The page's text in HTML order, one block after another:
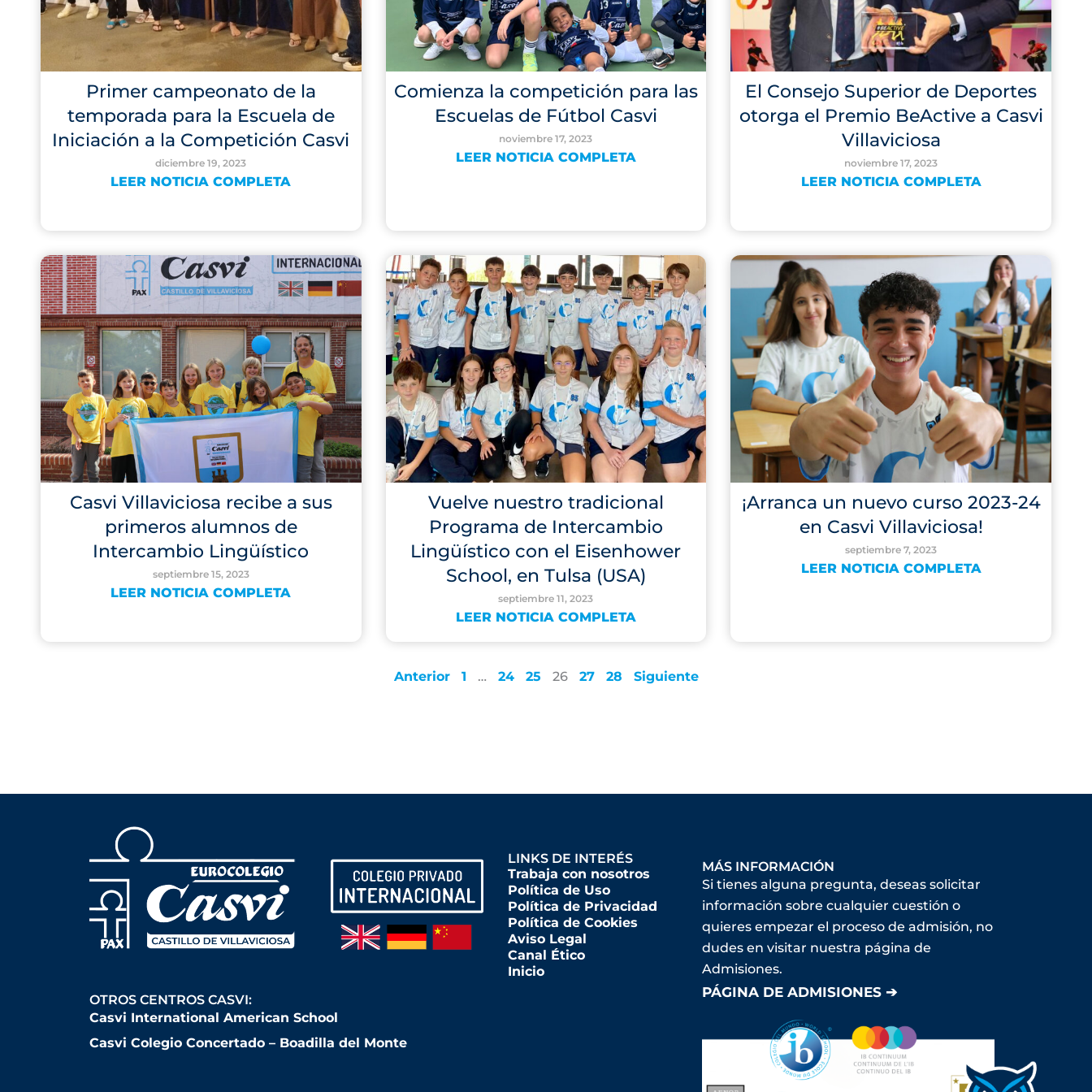
Primer campeonato de la
temporada para la Escuela de
Iniciación a la Competición Casvi
diciembre 19, 2023
LEER NOTICIA COMPLETA
Comienza la competición para las
Escuelas de Fútbol Casvi
noviembre 17, 2023
LEER NOTICIA COMPLETA
El Consejo Superior de Deportes
otorga el Premio BeActive a Casvi
Villaviciosa
noviembre 17, 2023
LEER NOTICIA COMPLETA
Casvi Villaviciosa recibe a sus
primeros alumnos de
Intercambio Lingüístico
septiembre 15, 2023
LEER NOTICIA COMPLETA
Vuelve nuestro tradicional
Programa de Intercambio
Lingüístico con el Eisenhower
School, en Tulsa (USA)
septiembre 11, 2023
LEER NOTICIA COMPLETA
¡Arranca un nuevo curso 2023-24
en Casvi Villaviciosa!
septiembre 7, 2023
LEER NOTICIA COMPLETA
Anterior 1 … 24 25 26 27 28 Siguiente
OTROS CENTROS CASVI:
Casvi International American School
Casvi Colegio Concertado – Boadilla del Monte
LINKS DE INTERÉS
Trabaja con nosotros
Política de Uso
Política de Privacidad
Política de Cookies
Aviso Legal
Canal Ético
Inicio
MÁS INFORMACIÓN
Si tienes alguna pregunta, deseas solicitar
información sobre cualquier cuestión o
quieres empezar el proceso de admisión, no
dudes en visitar nuestra página de
Admisiones.
PÁGINA DE ADMISIONES ➔